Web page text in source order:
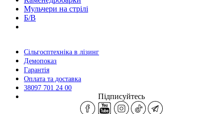
Мульчери на стрілі
Б/В
Сільгосптехніка в лізинг
Демопоказ
Гарантія
Оплата та доставка
38097 701 24 00
Підписуйтесь